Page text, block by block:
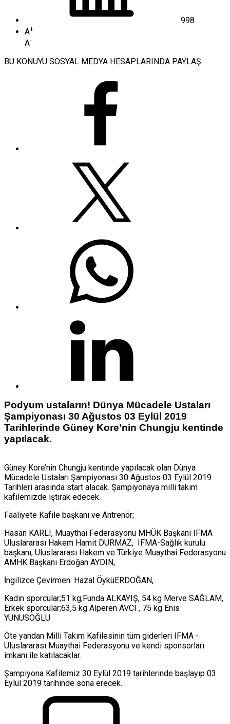
998
A+
A-
BU KONUYU SOSYAL MEDYA HESAPLARINDA PAYLAŞ
Podyum ustaların! Dünya Mücadele Ustaları
Şampiyonası 30 Ağustos 03 Eylül 2019
Tarihlerinde Güney Kore’nin Chungju kentinde
yapılacak.
Güney Kore’nin Chungju kentinde yapılacak olan Dünya
Mücadele Ustaları Şampiyonası 30 Ağustos 03 Eylül 2019
Tarihleri arasında start alacak. Şampiyonaya milli takım
kafilemizde iştirak edecek.
Faaliyete Kafile başkanı ve Antrenör;
Hasan KARLI, Muaythai Federasyonu MHÜK Başkanı IFMA
Uluslararası Hakem Hamit DURMAZ, IFMA-Sağlık kurulu
başkanı, Uluslararası Hakem ve Türkiye Muaythai Federasyonu
AMHK Başkanı Erdoğan AYDIN,
İngilizce Çevirmen: Hazal ÖyküERDOĞAN,
Kadın sporcular;51 kg;Funda ALKAYIŞ, 54 kg Merve SAĞLAM,
Erkek sporcular;63,5 kg Alperen AVCI , 75 kg Enis
YUNUSOĞLU
Öte yandan Milli Takım Kafilesinin tüm giderleri IFMA -
Uluslararası Muaythai Federasyonu ve kendi sponsorları
imkanı ile katılacaklar.
Şampiyona Kafilemiz 30 Eylül 2019 tarihlerinde başlayıp 03
Eylül 2019 tarihinde sona erecek.